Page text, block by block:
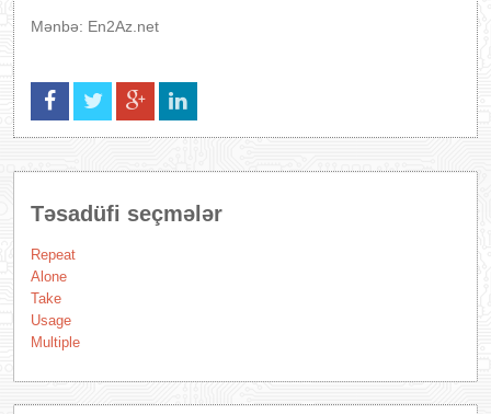
Mənbə: En2Az.net
Təsadüfi seçmələr
Repeat
Alone
Take
Usage
Multiple